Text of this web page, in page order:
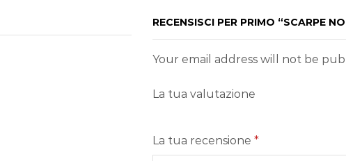
RECENSISCI PER PRIMO “SCARPE
Your email address will not be
La tua valutazione
La tua recensione *